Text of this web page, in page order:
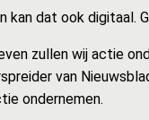
dat ook digitaal.
zullen wij actie
van
ondernemen.